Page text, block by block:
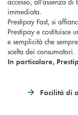
immediata.
Prestipay Fast, si
Prestipay e costituisce
e semplicità che
scelta dei consumatori.
In particolare,
Facilità di